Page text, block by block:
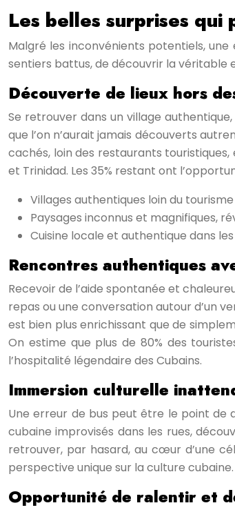
Les belles surprises qui
Malgré les inconvénients potentiels,
sentiers battus, de découvrir la véritable
Découverte de lieux hors
Se retrouver dans un village
que l’on n’aurait jamais découverts
cachés, loin des restaurants
et Trinidad. Les 35% restant ont
Villages authentiques loin du
Paysages inconnus et magnifiques,
Cuisine locale et authentique dans
Rencontres authentiques
Recevoir de l’aide spontanée et
repas ou une conversation autour d’un
est bien plus enrichissant que de
On estime que plus de 80% des
l’hospitalité légendaire des Cubains.
Immersion culturelle
Une erreur de bus peut être le point de
cubaine improvisés dans les rues,
retrouver, par hasard, au cœur d’une
perspective unique sur la culture
Opportunité de ralentir et